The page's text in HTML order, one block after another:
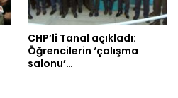
CHP’li Tanal açıkladı:
Öğrencilerin ‘çalışma
salonu’…